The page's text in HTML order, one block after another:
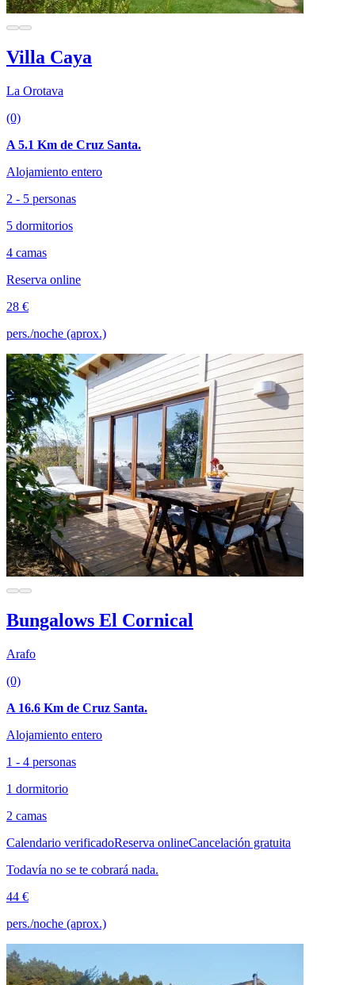
Villa Caya
La Orotava
(0)
A 5.1 Km de Cruz Santa.
Alojamiento entero
2 - 5 personas
5 dormitorios
4 camas
Reserva online
28 €
pers./noche (aprox.)
Bungalows El Cornical
Arafo
(0)
A 16.6 Km de Cruz Santa.
Alojamiento entero
1 - 4 personas
1 dormitorio
2 camas
Calendario verificadoReserva onlineCancelación gratuita
Todavía no se te cobrará nada.
44 €
pers./noche (aprox.)